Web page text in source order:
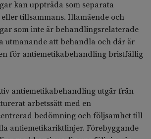
kan uppträda som separata
eller tillsammans. Illamående och
som inte är behandlingsrelaterade
utmanande att behandla och där är
för antiemetikabehandling bristfällig
antiemetikabehandling utgår från
arbetssätt med en
bedömning och följsamhet till
antiemetikariktlinjer. Förebyggande